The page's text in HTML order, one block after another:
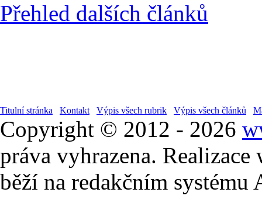
Přehled dalších článků
Titulní stránka Kontakt Výpis všech rubrik Výpis všech článků
Copyright © 2012 - 2026
práva vyhrazena. Realizace
běží na redakčním systému